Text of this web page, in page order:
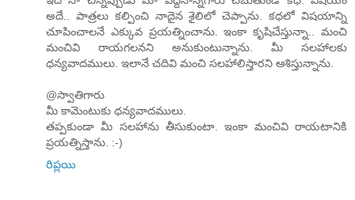
అదే.. పాత్రలు కల్పించి నాదైన శైలిలో చెప్పాను. కధలో విషయాన్ని
చూపించాలనే ఎక్కువ ప్రయత్నించాను. ఇంకా కృషిచేస్తున్నా.. మంచి
మంచివి రాయగలనని అనుకుంటున్నాను. మీ సలహాలకు
ధన్యవాదములు. ఇలానే చదివి మంచి సలహాలిస్తారని ఆశిస్తున్నాను.
@స్వాతిగారు
మీ కామెంటుకు ధన్యవాదములు.
తప్పకుండా మీ సలహాను తీసుకుంటా. ఇంకా మంచివి రాయటానికి
ప్రయత్నిస్తాను. :-)
రిప్లయి